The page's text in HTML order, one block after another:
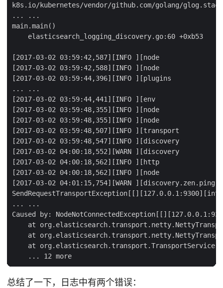
k8s.io/kubernetes/vendor/github.com/golang/
... ...
main.main()
    elasticsearch_logging_discovery.go:60 +0xb53
[2017-03-02 03:59:42,587][INFO ][node
[2017-03-02 03:59:42,588][INFO ][node
[2017-03-02 03:59:44,396][INFO ][plugins
... ...
[2017-03-02 03:59:44,441][INFO ][env
[2017-03-02 03:59:48,355][INFO ][node
[2017-03-02 03:59:48,355][INFO ][node
[2017-03-02 03:59:48,507][INFO ][transport
[2017-03-02 03:59:48,547][INFO ][discovery
[2017-03-02 04:00:18,552][WARN ][discovery
[2017-03-02 04:00:18,562][INFO ][http
[2017-03-02 04:00:18,562][INFO ][node
[2017-03-02 04:01:15,754][WARN
... ...
Caused by:
at
at
at
总结了一下，日志中有两个错误：